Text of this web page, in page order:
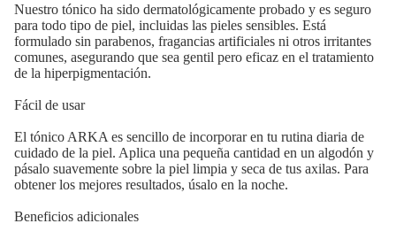
Nuestro tónico ha sido dermatológicamente probado y es seguro
para todo tipo de piel, incluidas las pieles sensibles. Está
formulado sin parabenos, fragancias artificiales ni otros irritantes
comunes, asegurando que sea gentil pero eficaz en el tratamiento
de la hiperpigmentación.
Fácil de usar
El tónico ARKA es sencillo de incorporar en tu rutina diaria de
cuidado de la piel. Aplica una pequeña cantidad en un algodón y
pásalo suavemente sobre la piel limpia y seca de tus axilas. Para
obtener los mejores resultados, úsalo en la noche.
Beneficios adicionales